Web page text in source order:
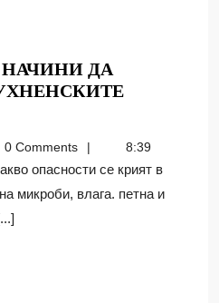
ДА
0 Comments 8:39
микроби, влага. петна и